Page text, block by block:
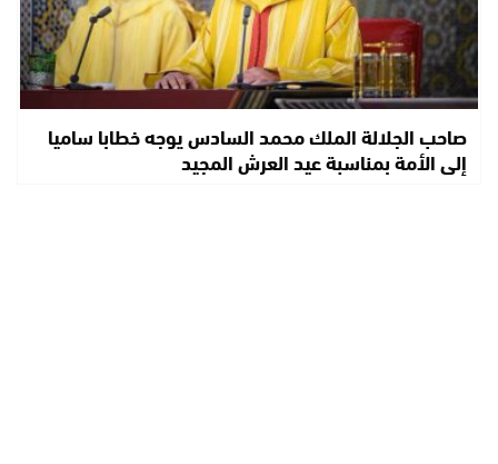
صاحب الجلالة الملك محمد السادس يوجه خطابا ساميا
إلى الأمة بمناسبة عيد العرش المجيد